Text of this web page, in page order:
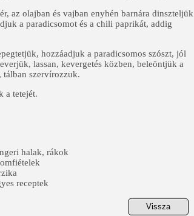
az olajban és vajban enyhén barnára dinszteljük
a paradicsomot és a chili paprikát, addig
hozzáadjuk a paradicsomos szószt, jól
lassan, kevergetés közben, beleöntjük a
szervírozzuk.
a tetejét.
halak, rákok
receptek